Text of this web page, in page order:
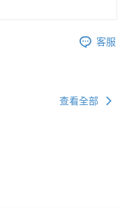
客服
查看全部